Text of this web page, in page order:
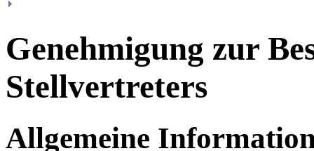
Genehmigung zur
Stellvertreters
Allgemeine